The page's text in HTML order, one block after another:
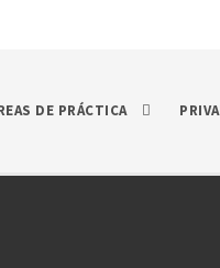
DE PRÁCTICA